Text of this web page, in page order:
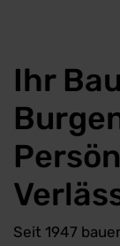
Ihr
Seit 1947